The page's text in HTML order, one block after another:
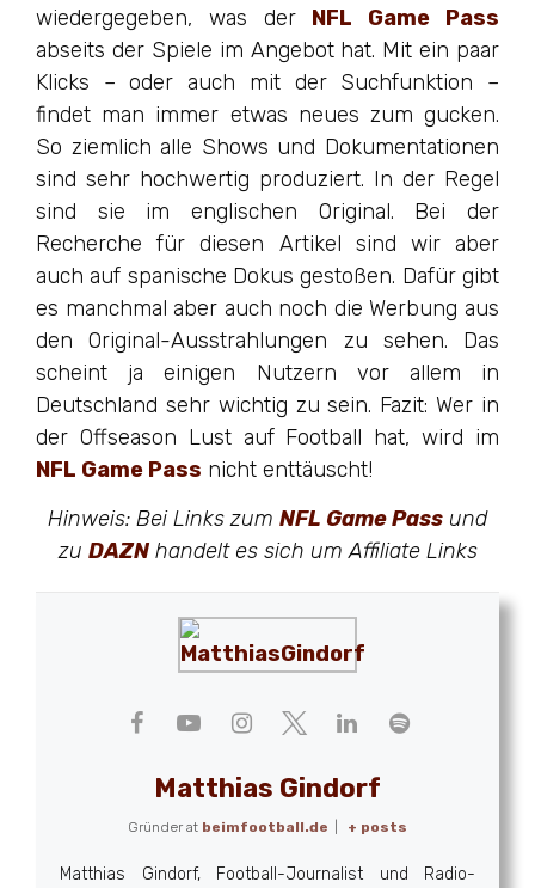
wiedergegeben, was der NFL Game Pass
abseits der Spiele im Angebot hat. Mit ein paar
Klicks – oder auch mit der Suchfunktion –
findet man immer etwas neues zum gucken.
So ziemlich alle Shows und Dokumentationen
sind sehr hochwertig produziert. In der Regel
sind sie im englischen Original. Bei der
Recherche für diesen Artikel sind wir aber
auch auf spanische Dokus gestoßen. Dafür gibt
es manchmal aber auch noch die Werbung aus
den Original-Ausstrahlungen zu sehen. Das
scheint ja einigen Nutzern vor allem in
Deutschland sehr wichtig zu sein. Fazit: Wer in
der Offseason Lust auf Football hat, wird im
NFL Game Pass nicht enttäuscht!
Hinweis: Bei Links zum NFL Game Pass und
zu DAZNhandelt es sich um Affiliate Links
Matthias Gindorf
Gründer at beimfootball.de + posts
Matthias Gindorf, Football-Journalist und Radio-